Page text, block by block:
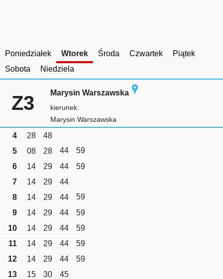
Poniedziałek Wtorek Środa Czwartek
Piątek
Sobota
Niedziela
Z3 Marysin Warszawska
kierunek:
Marysin Warszawska
4 28
48
5
08 28 44
59
6
14 29 44
59
7
14 29
44
8
14 29 44
59
9
14 29 44
59
10
14 29 44
59
11
14 29 44
59
12
14 29 44
59
13
15 30
45